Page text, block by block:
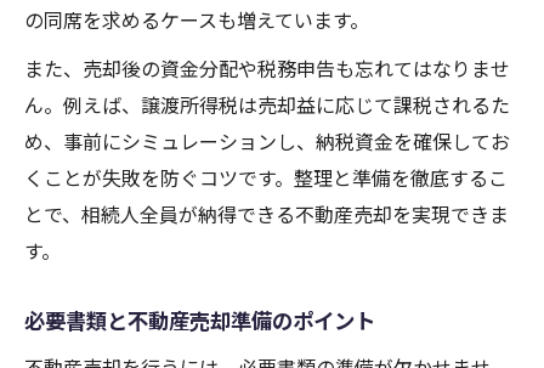
の同席を求めるケースも増えています。
また、売却後の資金分配や税務申告も忘れてはなりませ
ん。例えば、譲渡所得税は売却益に応じて課税されるた
め、事前にシミュレーションし、納税資金を確保してお
くことが失敗を防ぐコツです。整理と準備を徹底するこ
とで、相続人全員が納得できる不動産売却を実現できま
す。
必要書類と不動産売却準備のポイント